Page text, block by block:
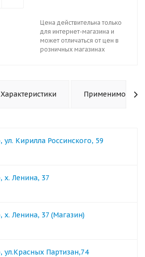
Цена действительна только
для интернет-магазина и
может отличаться от цен в
розничных магазинах
Характеристики Применимость
ул. Кирилла Россинского, 59
х. Ленина, 37
х. Ленина, 37 (Магазин)
ул.Красных Партизан,74